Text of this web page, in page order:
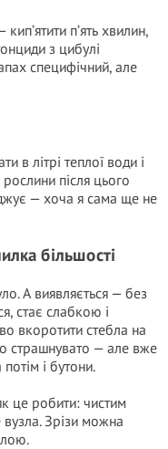
п’ять хвилин,
з цибулі
специфічний, але
в літрі теплої води і
після цього
— хоча я сама ще не
більшості
А виявляється — без
стає слабкою і
вкоротити стебла на
страшнувато — але вже
і бутони.
це робити: чистим
Зрізи можна